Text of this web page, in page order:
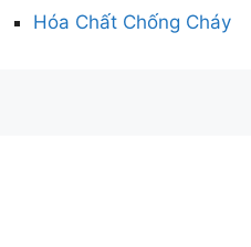
Hóa Chất Chống Cháy